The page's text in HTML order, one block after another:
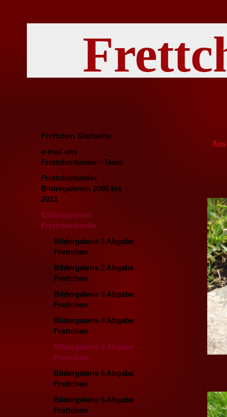
Am
Frettchen Startseite
e-mail ans
Frettchenkinder - Team
Frettchenkinder
Bildergalerien 2006 bis
2013
Bildergalerien
Frettchenkinder
Bildergalerie 1 Abgabe
Frettchen
Bildergalerie 2 Abgabe
Frettchen
Bildergalerie 3 Abgabe
Frettchen
Bildergalerie 4 Abgabe
Frettchen
Bildergalerie 5 Abgabe
Frettchen
Bildergalerie 6 Abgabe
Frettchen
Bildergalerie 6 Abgabe
Frettchen